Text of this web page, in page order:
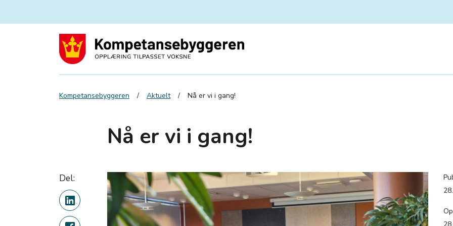
Kompetansebyggeren Aktuelt Nå er vi i gang!
Nå er vi i gang!
Del: